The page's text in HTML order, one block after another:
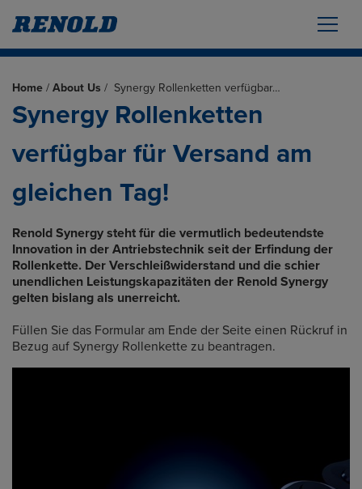
Home / About Us / Synergy Rollenketten verfügbar…
Synergy Rollenketten
verfügbar für Versand am
gleichen Tag!
Renold Synergy steht für die vermutlich bedeutendste
Innovation in der Antriebstechnik seit der Erfindung der
Rollenkette. Der Verschleißwiderstand und die schier
unendlichen Leistungskapazitäten der Renold Synergy
gelten bislang als unerreicht.
Füllen Sie das Formular am Ende der Seite einen Rückruf in
Bezug auf Synergy Rollenkette zu beantragen.